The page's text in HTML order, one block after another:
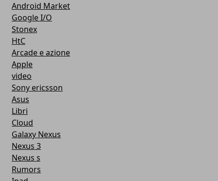
Android Market
Google I/O
Stonex
HtC
Arcade e azione
Apple
video
Sony ericsson
Asus
Libri
Cloud
Galaxy Nexus
Nexus 3
Nexus s
Rumors